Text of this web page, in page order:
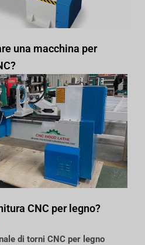
una macchina per
CNC per legno?
di torni CNC per legno